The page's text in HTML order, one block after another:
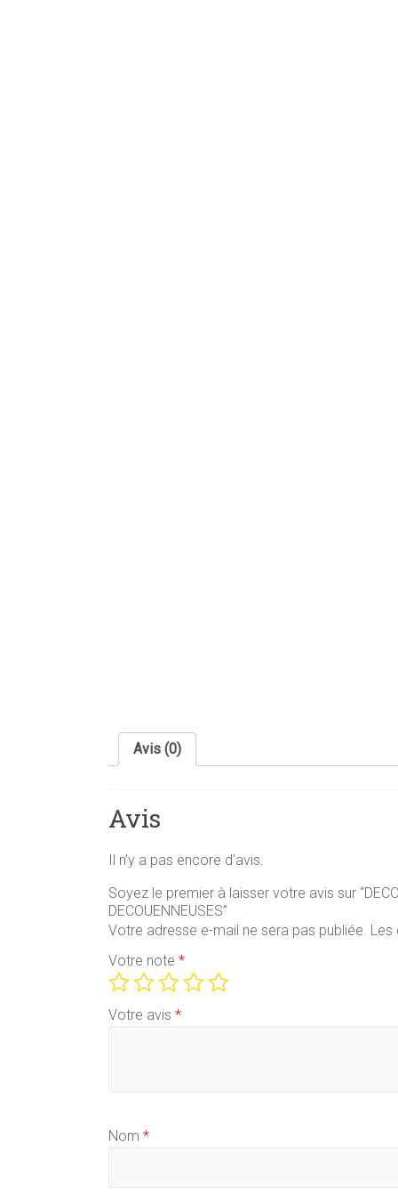
Avis (0)
Avis
Il n’y a pas encore d’avis.
Soyez le premier à laisser votre avis sur
DECOUENNEUSES”
Votre adresse e-mail ne sera pas publiée. Les
Votre note *
Votre avis *
Nom *